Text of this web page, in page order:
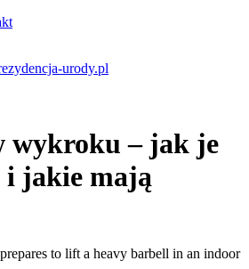
wykroku – jak je
i jakie mają